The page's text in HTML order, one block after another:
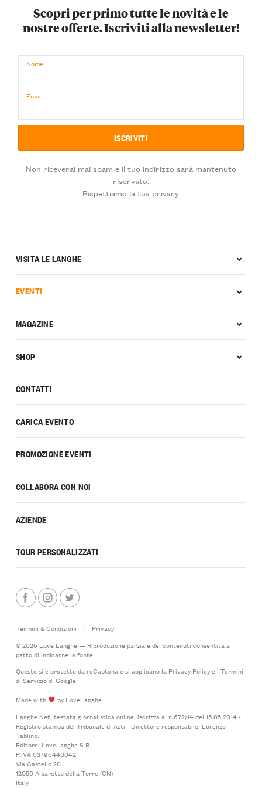
Scopri per primo tutte le novità e le
nostre offerte. Iscriviti alla newsletter!
Nome
Email
Non riceverai mai spam e il tuo indirizzo sarà mantenuto
riservato.
Rispettiamo la tua privacy.
CONTATTI
CARICA EVENTO
PROMOZIONE EVENTI
COLLABORA CON NOI
AZIENDE
TOUR PERSONALIZZATI
VISITA LE LANGHE
EVENTI
MAGAZINE
SHOP
Termini & Condizioni |
Privacy
© 2026 Love Langhe — Riproduzione parziale dei contenuti consentita a
patto di indicarne la fonte
Questo si è protetto da reCaptcha e si applicano la Privacy Policye i Termini
di Serviziodi Google
Made with
by LoveLanghe
Langhe.Net, testata giornalistica online, iscritta al n.672/14 del 15.05.2014 -
Registro stampa del Tribunale di Asti - Direttore responsabile: Lorenzo
Tablino.
Editore: LoveLanghe S.R.L.
P.IVA 03796440042
Via Castello 20
12050 Albaretto della Torre (CN)
Italy